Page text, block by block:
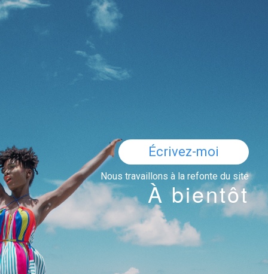
Écrivez-moi
Nous travaillons à la refonte du site
À bientôt